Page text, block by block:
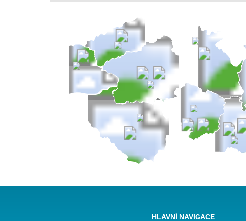
HLAVNÍ NAVIGACE